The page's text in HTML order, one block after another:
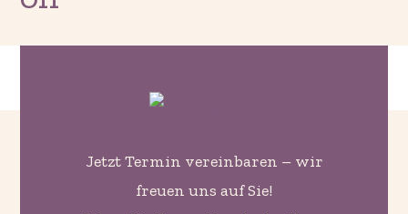
Jetzt Termin vereinbaren – wir
freuen uns auf Sie!